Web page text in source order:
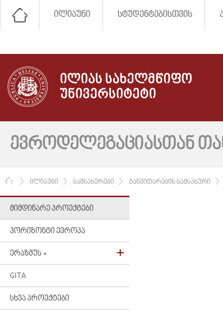
ᲘᲚᲘᲐᲣᲜᲘ ᲡᲢᲣᲓᲔᲜᲢᲔᲑᲘᲡᲗᲕᲘᲡ
ᲘᲚᲘᲐᲡ ᲡᲐᲮᲔᲚᲛᲬᲘᲤᲝ
ᲣᲜᲘᲕᲔᲠᲡᲘᲢᲔᲢᲘ
ᲔᲕᲠᲝᲓᲔᲚᲔᲒᲐᲪᲘᲐᲡᲗᲐᲜ
ᲛᲗᲐᲕᲐᲠᲘ
ᲘᲚᲘᲐᲣᲜᲘ ᲡᲐᲛᲡᲐᲮᲣᲠᲔᲑᲘ ᲒᲐᲜᲕᲘᲗᲐᲠᲔᲑᲘᲡ ᲡᲐᲛᲡᲐᲮᲣᲠᲘ
ᲛᲘᲛᲓᲘᲜᲐᲠᲔ ᲞᲠᲝᲔᲥᲢᲔᲑᲘ
ᲰᲝᲠᲘᲖᲝᲜᲢᲘ ᲔᲕᲠᲝᲞᲐ
ᲔᲠᲐᲖᲛᲣᲡ +
GITA
ᲡᲮᲕᲐ ᲞᲠᲝᲔᲥᲢᲔᲑᲘ